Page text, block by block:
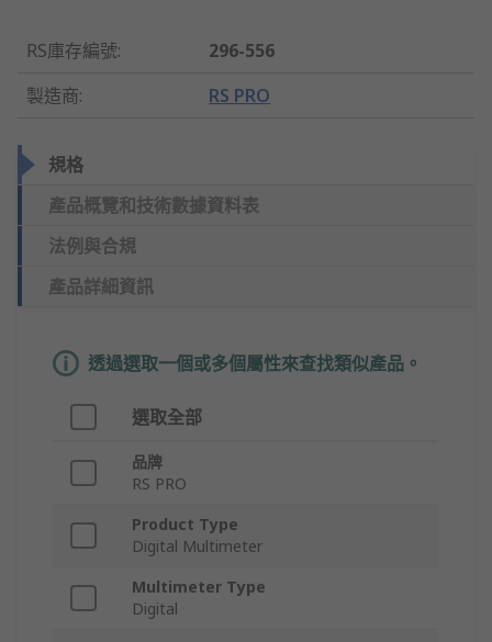
RS庫存編號:
296-556
製造商: RS PRO
規格
產品概覽和技術數據資料表
法例與合規
產品詳細資訊
透過選取一個或多個屬性來查找類似產品。
選取全部
品牌
RS PRO
Product Type
Digital Multimeter
Multimeter Type
Digital